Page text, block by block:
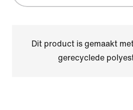
Dit product is gemaakt
gerecyclede